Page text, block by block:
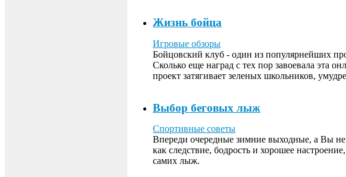
Жизнь бойца
Игровые обзоры
Бойцовский клуб - один из популярнейших
Сколько еще наград с тех пор завоевала эта
проект затягивает зеленых школьников,
Выбор беговых лыж
Спортивные советы
Впереди очередные зимние выходные, а Вы не
как следствие, бодрость и хорошее
самих лыж.